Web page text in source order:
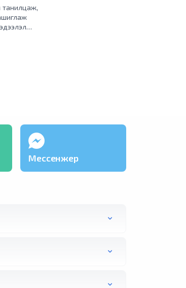
танилцаж,
Мессенжер